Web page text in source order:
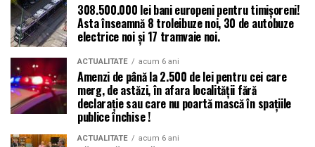
308.500.000 lei bani europeni pentru timișoreni!
Asta înseamnă 8 troleibuze noi, 30 de autobuze
electrice noi și 17 tramvaie noi.
ACTUALITATE acum 6 ani
Amenzi de până la 2.500 de lei pentru cei care
merg, de astăzi, în afara localității fără
declarație sau care nu poartă mască în spațiile
publice închise !
ACTUALITATE acum 6 ani